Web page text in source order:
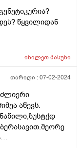
ვერ
წყვილიდან
იხილეთპასუხი
თარიღი :07-02-2024
ძლიერი
აწევს.